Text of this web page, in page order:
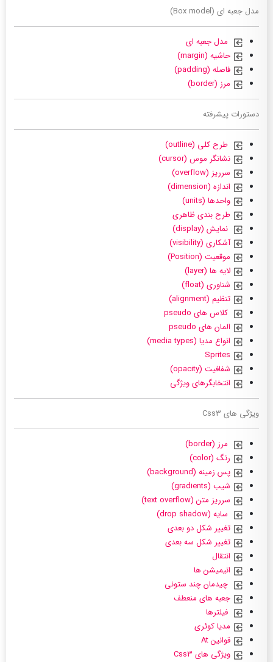
مدل جعبه ای (Box model)
مدل جعبه ای
حاشیه (margin)
فاصله (padding)
مرز (border)
دستورات پیشرفته
طرح کلی (outline)
نشانگر موس (cursor)
سرریز (overflow)
اندازه (dimension)
واحدها (units)
طرح بندی ظاهری
نمایش (display)
آشکاری (visibility)
موقعیت (Position)
لایه ها (layer)
شناوری (float)
تنظیم (alignment)
کلاس های pseudo
المان های pseudo
انواع مدیا (media types)
شفافیت (opacity)
انتخابگرهای ویژگی
ویژگی های Css3
مرز (border)
رنگ (color)
پس زمینه (background)
شیب (gradients)
سرریز متن (text overflow)
سایه (drop shadow)
تغییر شکل دو بعدی
تغییر شکل سه بعدی
انتقال
انیمیشن ها
چیدمان چند ستونی
جعبه های منعطف
فیلترها
مدیا کوئری
قوانین At
ویژگی های Css3